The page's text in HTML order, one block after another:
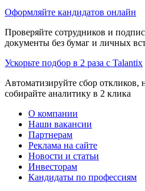
Оформляйте кандидатов онлайн
Проверяйте сотрудников и
документы без бумаг и личных
Ускорьте подбор в 2 раза с Talantix
Автоматизируйте сбор откликов,
собирайте аналитику в 2 клика
О компании
Наши вакансии
Партнерам
Реклама на сайте
Новости и статьи
Инвесторам
Кандидаты по профессиям